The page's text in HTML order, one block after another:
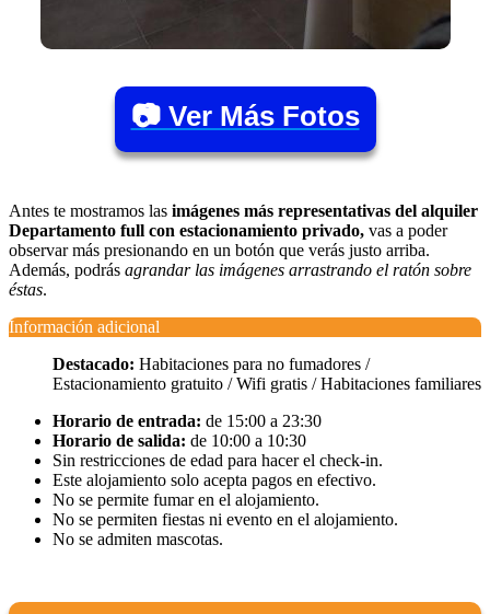
📷 Ver Más Fotos
Antes te mostramos las imágenes más representativas del alquiler
Departamento full con estacionamiento privado, vas a poder
observar más presionando en un botón que verás justo arriba.
Además, podrás agrandar las imágenes arrastrando el ratón sobre
éstas.
Información adicional
Destacado: Habitaciones para no fumadores /
Estacionamiento gratuito / Wifi gratis / Habitaciones familiares
Horario de entrada: de 15:00 a 23:30
Horario de salida: de 10:00 a 10:30
Sin restricciones de edad para hacer el check-in.
Este alojamiento solo acepta pagos en efectivo.
No se permite fumar en el alojamiento.
No se permiten fiestas ni evento en el alojamiento.
No se admiten mascotas.